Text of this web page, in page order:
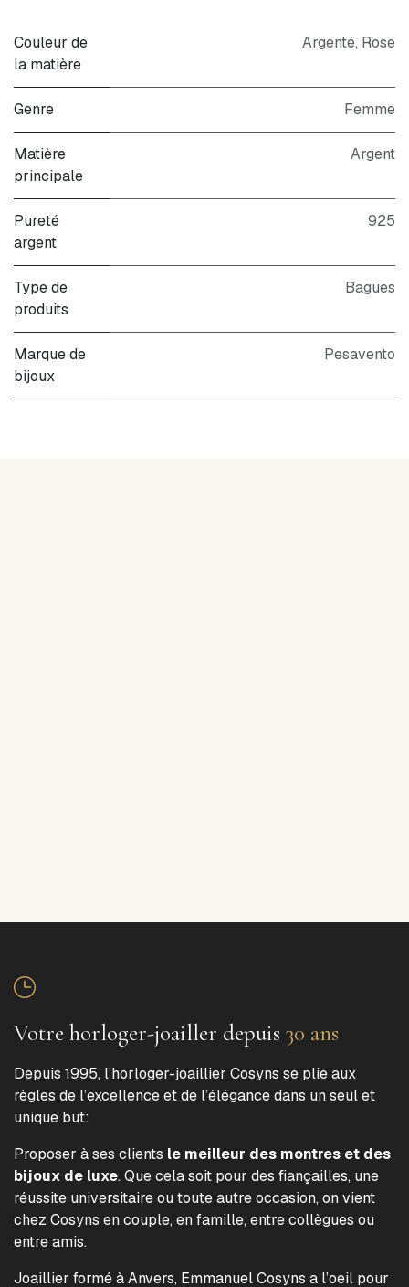
Couleur de
la matière
Argenté, Rose
Genre Femme
Matière
principale
Argent
Pureté
argent
925
Type de
produits
Bagues
Marque de
bijoux
Pesavento
Votre horloger-joailler depuis 30 ans
Depuis 1995, l’horloger-joaillier Cosyns se plie aux
règles de l’excellence et de l’élégance dans un seul et
unique but:
Proposer à ses clients le meilleur des montres et des
bijoux de luxe. Que cela soit pour des fiançailles, une
réussite universitaire ou toute autre occasion, on vient
chez Cosyns en couple, en famille, entre collègues ou
entre amis.
Joaillier formé à Anvers, Emmanuel Cosyns a l’oeil pour